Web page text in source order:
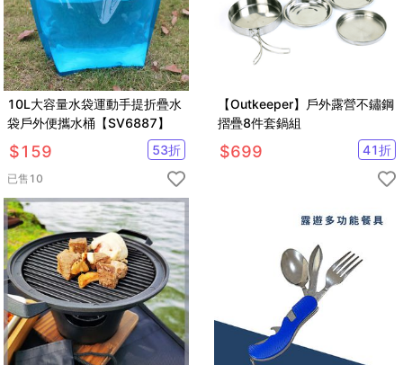
10L大容量水袋運動手提折疊水
袋戶外便攜水桶【SV6887】
$159 53折
已售 10
【Outkeeper】戶外露營不鏽鋼
摺疊8件套鍋組
$699 41折